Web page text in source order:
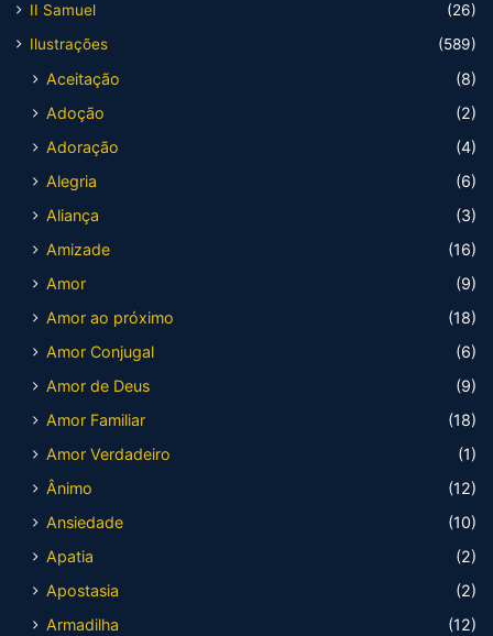
II Samuel
(26)
Ilustrações
(589)
Aceitação
(8)
Adoção
(2)
Adoração
(4)
Alegria
(6)
Aliança
(3)
Amizade
(16)
Amor
(9)
Amor ao próximo
(18)
Amor Conjugal
(6)
Amor de Deus
(9)
Amor Familiar
(18)
Amor Verdadeiro
(1)
Ânimo
(12)
Ansiedade
(10)
Apatia
(2)
Apostasia
(2)
Armadilha
(12)